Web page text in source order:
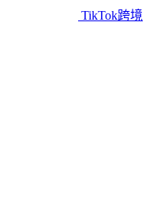
TikTok跨境